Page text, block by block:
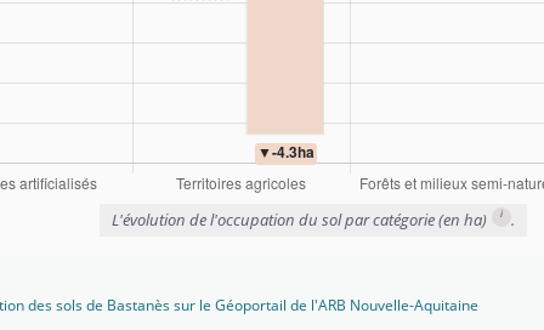
L'évolution de l'occupation du sol par catégorie (en ha) i .
des sols de Bastanès sur le Géoportail de l'ARB Nouvelle-Aquitaine